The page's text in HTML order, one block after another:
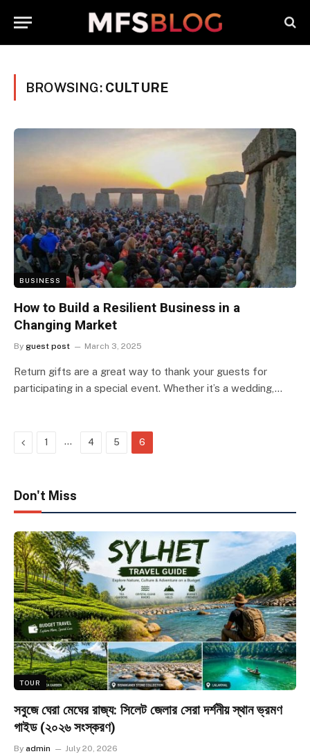
BROWSING: CULTURE
BUSINESS
How to Build a Resilient Business in a
Changing Market
By guest post March 3, 2025
Return gifts are a great way to thank your guests for
participating in a special event. Whether it’s a wedding,…
Previous
1 … 4 5 6
Don't Miss
TOUR
সবুজে ঘেরা মেঘের রাজ্য: সিলেট জেলার সেরা দর্শনীয় স্থান ভ্রমণ
গাইড (২০২৬ সংস্করণ)
By admin July 20, 2026